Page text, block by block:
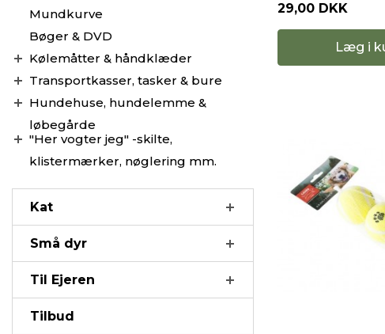
Mundkurve
Bøger & DVD
Kølemåtter & håndklæder
Transportkasser, tasker & bure
Hundehuse, hundelemme &
løbegårde
"Her vogter jeg" -skilte,
klistermærker, nøglering mm.
Kat
Små dyr
Til Ejeren
Tilbud
29,00 DKK
Læg i